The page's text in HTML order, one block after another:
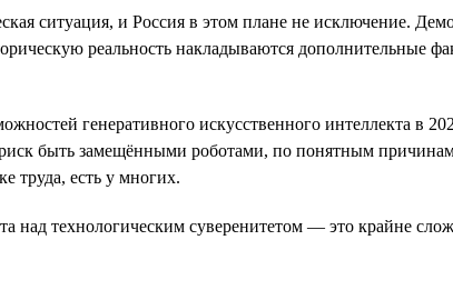
ситуация, и Россия в этом плане не исключение.
реальность накладываются дополнительные
генеративного искусственного интеллекта в
быть замещёнными роботами, по понятным
труда, есть у многих.
над технологическим суверенитетом — это крайне